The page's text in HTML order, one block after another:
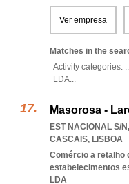
Ver empresa
Matches in the
Activity categories:
LDA...
Masorosa -
EST NACIONAL S/
CASCAIS, LISBOA
Comércio a retalho
estabelecimentos
LDA